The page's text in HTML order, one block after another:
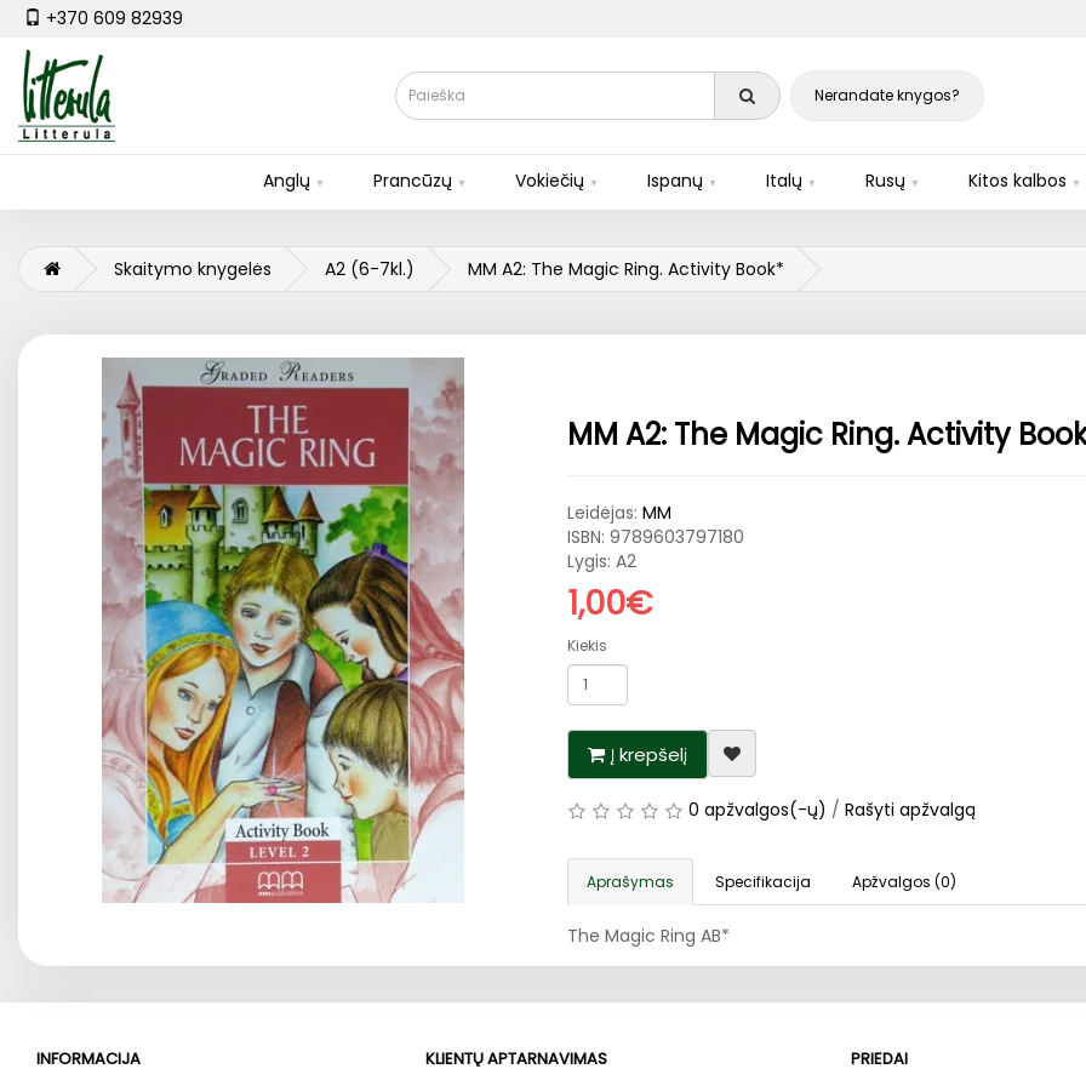
+370 609 82939
Nerandate knygos?
Anglų Prancūzų Vokiečių Ispanų Italų Rusų Kitos kalbos
Skaitymo knygelės A2 (6-7kl.) MM A2: The Magic Ring. Activity Book*
MM A2: The Magic Ring. Activity
Leidėjas: MM
ISBN: 9789603797180
Lygis: A2
1,00€
Kiekis
Į krepšelį
0 apžvalgos(-ų) / Rašyti apžvalgą
Aprašymas Specifikacija Apžvalgos (0)
The Magic Ring AB*
INFORMACIJA KLIENTŲ APTARNAVIMAS PRIEDAI